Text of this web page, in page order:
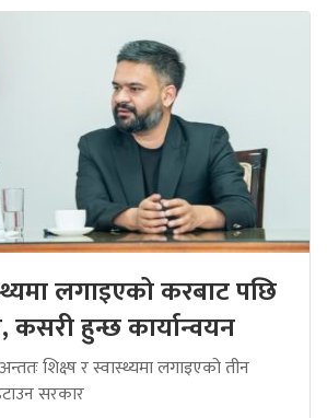
लगाइएको करबाट पछि
कसरी हुन्छ कार्यान्वयन
शिक्ष्ष र स्वास्थ्यमा लगाइएको तीन
सरकार